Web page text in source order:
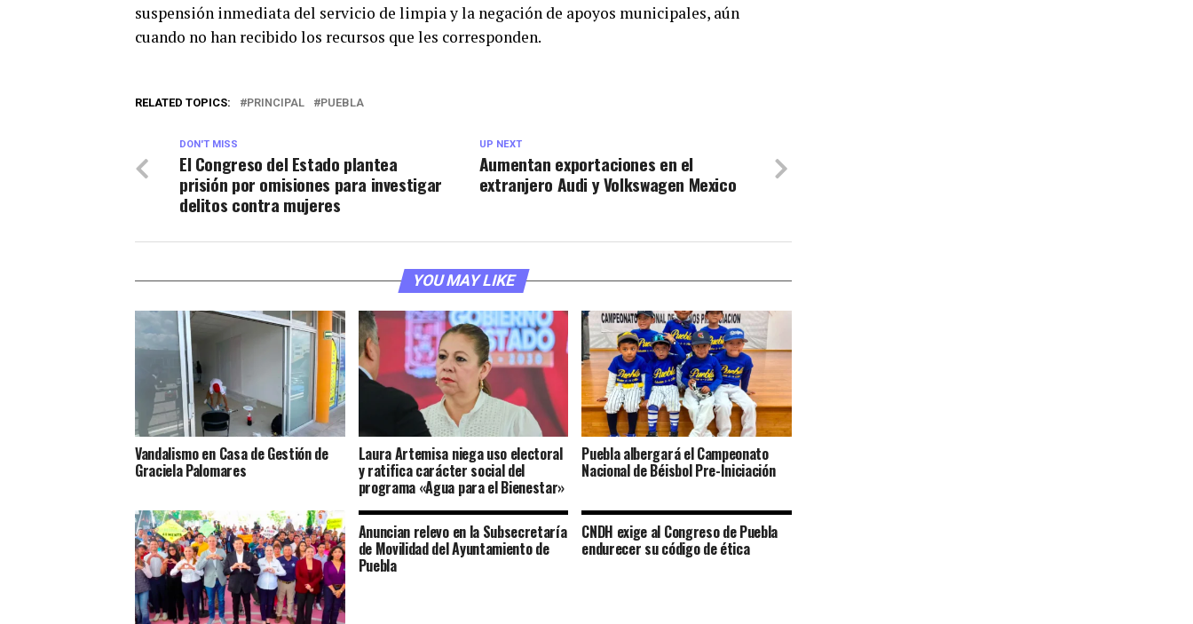
suspensión inmediata del servicio de limpia y la negación de apoyos municipales, aún
cuando no han recibido los recursos que les corresponden.
RELATED TOPICS: PRINCIPAL PUEBLA
UP NEXT
Aumentan exportaciones en el
extranjero Audi y Volkswagen Mexico
DON'T MISS
El Congreso del Estado plantea
prisión por omisiones para investigar
delitos contra mujeres
YOU MAY LIKE
Vandalismo en Casa de Gestión de
Graciela Palomares
Laura Artemisa niega uso electoral
y ratifica carácter social del
programa «Agua para el Bienestar»
Puebla albergará el Campeonato
Nacional de Béisbol Pre-Iniciación
Anuncian relevo en la Subsecretaría
de Movilidad del Ayuntamiento de
Puebla
CNDH exige al Congreso de Puebla
endurecer su código de ética